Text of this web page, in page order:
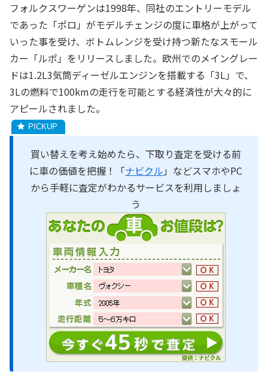
フォルクスワーゲンは1998年、同社のエントリーモデル
であった「ポロ」がモデルチェンジの度に車格が上がって
いった事を受け、ボトムレンジを受け持つ新たなスモール
カー「ルポ」をリリースしました。欧州でのメイングレー
ドは1.2L3気筒ディーゼルエンジンを搭載する「3L」で、
3Lの燃料で100kmの走行を可能とする経済性が大々的に
アピールされました。
買い替えを考え始めたら、下取り査定を受ける前
に車の価値を把握！「ナビクル 」などスマホやPC
から手軽に査定がわかるサービスを利用しましょ
う